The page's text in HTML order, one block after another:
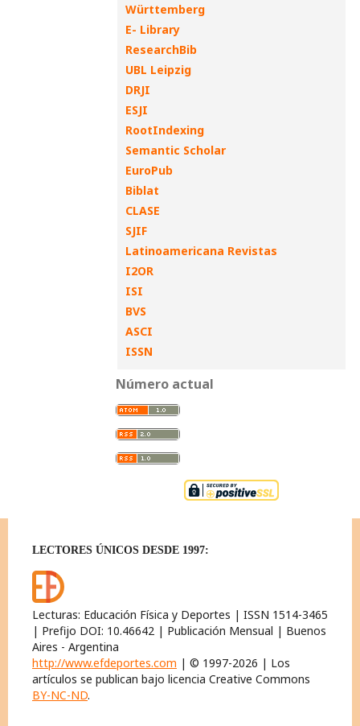
Württemberg
E- Library
ResearchBib
UBL Leipzig
DRJI
ESJI
RootIndexing
Semantic Scholar
EuroPub
Biblat
CLASE
SJIF
Latinoamericana Revistas
I2OR
ISI
BVS
ASCI
ISSN
Número actual
LECTORES ÚNICOS DESDE 1997:
Lecturas: Educación Física y Deportes | ISSN 1514-3465
| Prefijo DOI: 10.46642 | Publicación Mensual | Buenos
Aires - Argentina
http://www.efdeportes.com | © 1997-2026 | Los
artículos se publican bajo licencia Creative Commons
BY-NC-ND.